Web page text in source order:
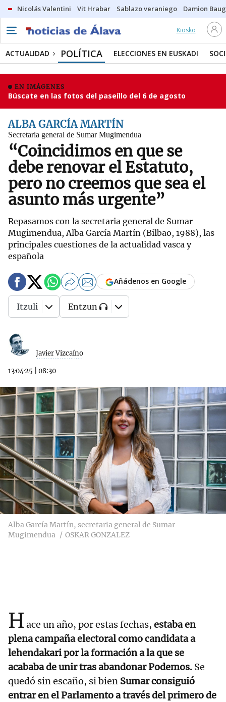
Nicolás Valentini Vit Hrabar Sablazo veraniego Damion
Kiosko
ACTUALIDAD POLÍTICA ELECCIONES EN EUSKADI
EN IMÁGENES
Búscate en las fotos del paseíllo del 6 de agosto
ALBA GARCÍA MARTÍN
Secretaria general de Sumar Mugimendua
“Coincidimos en que se
debe renovar el Estatuto,
pero no creemos que sea el
asunto más urgente”
Repasamos con la secretaria general de Sumar
Mugimendua, Alba García Martín (Bilbao, 1988), las
principales cuestiones de la actualidad vasca y
española
Javier Vizcaíno
13·04·25 08:30
Añádenos en Google
Itzuli Entzun
Alba García Martín, secretaria general de Sumar
Mugimendua
OSKAR GONZALEZ
H ace un año, por estas fechas, estaba en
plena campaña electoral como candidata a
lehendakari por la formación a la que se
acababa de unir tras abandonar Podemos. Se
quedó sin escaño, si bien Sumar consiguió
entrar en el Parlamento a través del primero de